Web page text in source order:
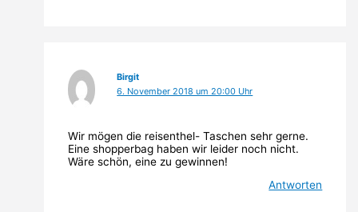
Birgit
6. November 2018 um 20:00 Uhr
Wir mögen die reisenthel- Taschen sehr gerne.
Eine shopperbag haben wir leider noch nicht.
Wäre schön, eine zu gewinnen!
Antworten